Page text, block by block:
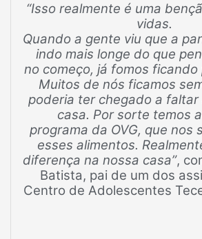
“Isso realmente é uma
vidas.
Quando a gente viu que a
indo mais longe do que
no começo, já fomos ficando
Muitos de nós ficamos
poderia ter chegado a faltar
casa. Por sorte temos
programa da OVG, que nos
esses alimentos.
diferença na nossa casa”,
Batista, pai de um dos
Centro de Adolescentes